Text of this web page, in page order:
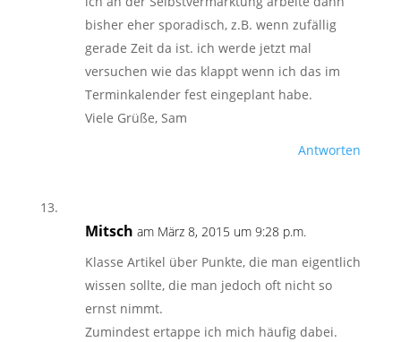
bisher eher sporadisch, z.B. wenn zufällig
gerade Zeit da ist. ich werde jetzt mal
versuchen wie das klappt wenn ich das im
Terminkalender fest eingeplant habe.
Viele Grüße, Sam
Antworten
Mitsch am März 8, 2015 um 9:28 p.m.
Klasse Artikel über Punkte, die man eigentlich
wissen sollte, die man jedoch oft nicht so
ernst nimmt.
Zumindest ertappe ich mich häufig dabei.